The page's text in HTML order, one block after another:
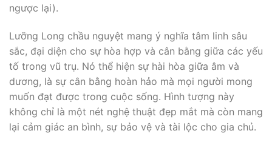
ngược lại).
Lưỡng Long chầu nguyệt mang ý nghĩa tâm linh sâu
sắc, đại diện cho sự hòa hợp và cân bằng giữa các yếu
tố trong vũ trụ. Nó thể hiện sự hài hòa giữa âm và
dương, là sự cân bằng hoàn hảo mà mọi người mong
muốn đạt được trong cuộc sống. Hình tượng này
không chỉ là một nét nghệ thuật đẹp mắt mà còn mang
lại cảm giác an bình, sự bảo vệ và tài lộc cho gia chủ.